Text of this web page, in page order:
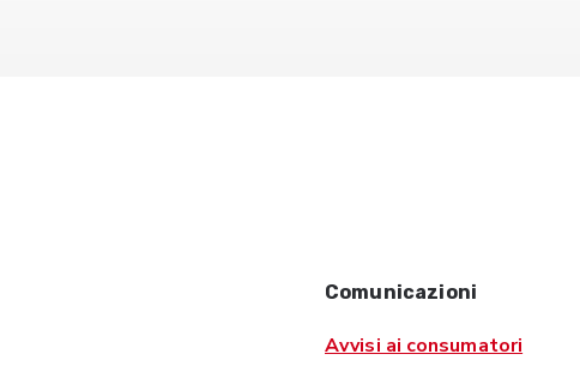
Comunicazioni
Avvisi ai consumatori